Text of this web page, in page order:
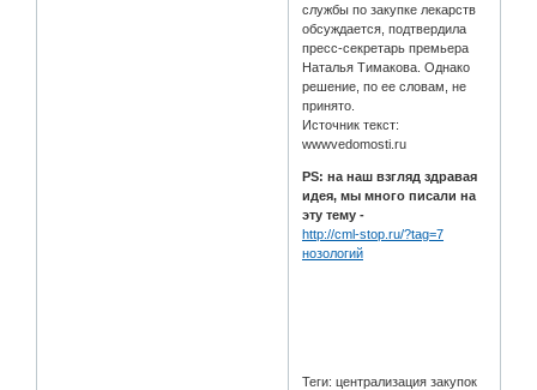
службы по закупке лекарств
обсуждается, подтвердила
пресс-секретарь премьера
Наталья Тимакова. Однако
решение, по ее словам, не
принято.
Источник текст:
wwwvedomosti.ru
PS: на наш взгляд здравая
идея, мы много писали на
эту тему -
http://cml-stop.ru/?tag=7
нозологий
Теги: централизация закупок